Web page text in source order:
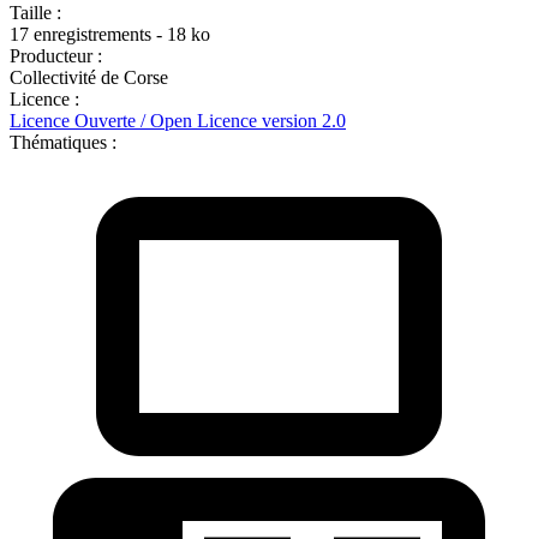
Taille :
17 enregistrements - 18 ko
Producteur :
Collectivité de Corse
Licence :
Licence Ouverte / Open Licence version 2.0
Thématiques :